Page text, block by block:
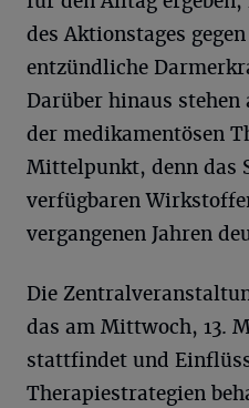
des Aktionstages
entzündliche
Darüber hinaus
der medikamentösen
Mittelpunkt, denn das
verfügbaren
vergangenen Jahren
Die
das am Mittwoch, 13.
stattfindet und
Therapiestrategien